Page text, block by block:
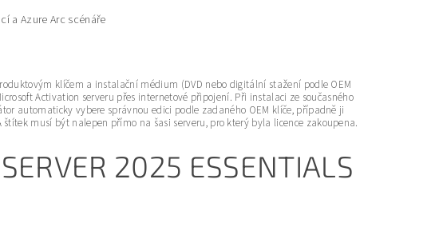
a Azure Arc scénáře
klíčem a instalační médium (DVD nebo digitální stažení podle OEM
Activation serveru přes internetové připojení. Při instalaci ze současného
automaticky vybere správnou edici podle zadaného OEM klíče, případně ji
musí být nalepen přímo na šasi serveru, pro který byla licence zakoupena.
2025 ESSENTIALS